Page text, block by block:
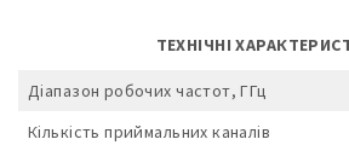
ТЕХНІЧНІ
Діапазон робочих частот, ГГц
Кількість приймальних каналів